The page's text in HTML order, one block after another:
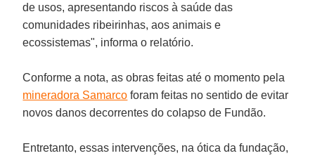
de usos, apresentando riscos à saúde das
comunidades ribeirinhas, aos animais e
ecossistemas", informa o relatório.
Conforme a nota, as obras feitas até o momento pela
mineradora Samarco foram feitas no sentido de evitar
novos danos decorrentes do colapso de Fundão.
Entretanto, essas intervenções, na ótica da fundação,